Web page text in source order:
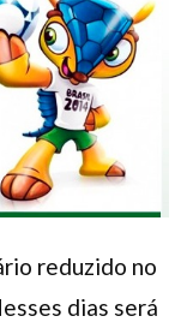
reduzido no
dias será
Whatsapp